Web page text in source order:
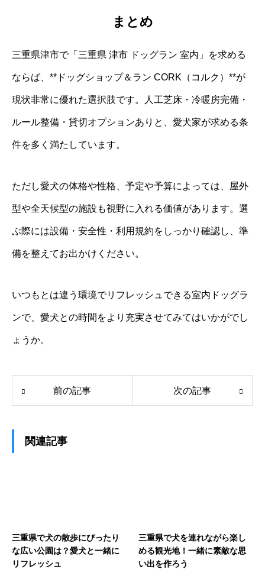
まとめ
三重県津市で「三重県 津市 ドッグラン 室内」を求める
ならば、**ドッグショップ＆ラン CORK（コルク）**が
現状非常に優れた選択肢です。人工芝床・冷暖房完備・
ルール整備・貸切オプションありと、愛犬家が求める条
件を多く満たしています。
ただし愛犬の体格や性格、予定や予算によっては、屋外
型や全天候型の施設も視野に入れる価値があります。選
ぶ際には設備・安全性・利用規約をしっかり確認し、準
備を整えてお出かけください。
いつもとは違う環境でリフレッシュできる室内ドッグラ
ンで、愛犬との時間をより充実させてみてはいかがでし
ょうか。
前の記事 次の記事
関連記事
三重県で犬の散歩にぴったり
な広い公園は？愛犬と一緒に
リフレッシュ
三重県で犬を連れながら楽し
める観光地！一緒に素敵な思
い出を作ろう